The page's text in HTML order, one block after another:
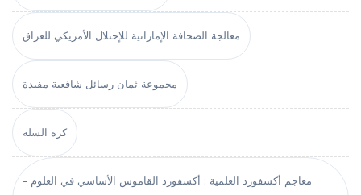
معالجة الصحافة الإماراتية للإحتلال الأمريكي للعراق
مجموعة ثمان رسائل شافعية مفيدة
كرة السلة
معاجم أكسفورد العلمية : أكسفورد القاموس الأساسي في العلوم -